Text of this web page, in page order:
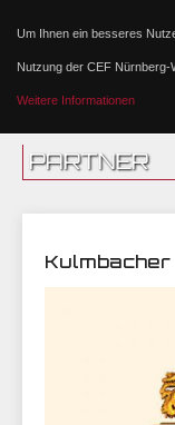
Um Ihnen ein besseres
Nutzung der CEF Nürnberg-
Weitere Informationen
PARTNER
Kulmbacher